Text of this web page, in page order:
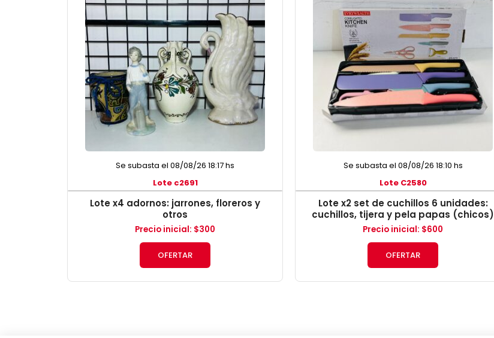
Se subasta el 08/08/26 18:17 hs
Lote c2691
Lote x4 adornos: jarrones, floreros y
otros
Precio inicial: $300
OFERTAR
Se subasta el 08/08/26 18:10 hs
Lote C2580
Lote x2 set de cuchillos 6 unidades:
cuchillos, tijera y pela papas (chicos)
Precio inicial: $600
OFERTAR